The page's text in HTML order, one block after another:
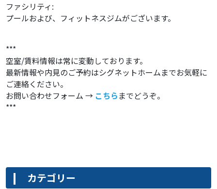
ファシリティ:
プールおよび、フィットネスジムがございます。
***
空室/賃料情報は常に変動しております。
最新情報や内見のご予約はシグネットホームまでお気軽に
ご連絡ください。
お問い合わせフォーム → こちら までどうぞ。
***
カテゴリー